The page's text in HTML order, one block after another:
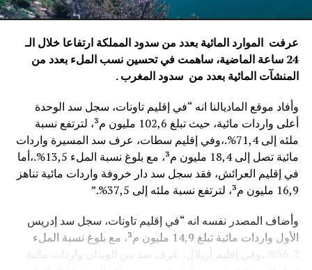
عرفت الموارد المائية بعدد من سدود المملكة ارتفاعا خلال الـ
24 ساعة الماضية، ساهمت في تحسين نسب الملء بعدد من
المنشآت المائية بعدد من سدود المغرب .
وأفاد موقع الماديالنا انه “في إقليم تاونات، سجل سد الوحدة
أعلى واردات مائية، حيث تبلغ 102,6 مليون م³، لترتفع نسبة
ملئه إلى 71,4%.،وفي إقليم سطات، عرف سد المسيرة واردات
مائية تصل إلى 18,4 مليون م³، مع بلوغ نسبة الملء 13,5%.،أما
في إقليم العرائش، فقد سجل سد دار خروفة واردات مائية تناهز
16,9 مليون م³، لترتفع نسبة ملئه إلى 37,5%.”
وأضاف المصدر نفسه انه “في إقليم تاونات، سجل سد إدريس
الأول واردات مائية تبلغ 14,9 مليون م³، مع بلوغ نسبة الملء
56,2%.،وفي إقليم أزيلال، عرف سد بين الويدان واردات مائية